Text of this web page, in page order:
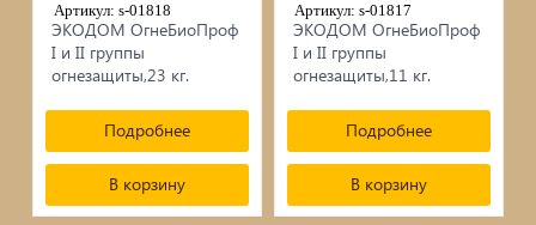
Артикул: s-01818
ЭКОДОМ ОгнеБиоПроф
I и II группы
огнезащиты,23 кг.
Подробнее
В корзину
Артикул: s-01817
ЭКОДОМ ОгнеБиоПроф
I и II группы
огнезащиты,11 кг.
Подробнее
В корзину